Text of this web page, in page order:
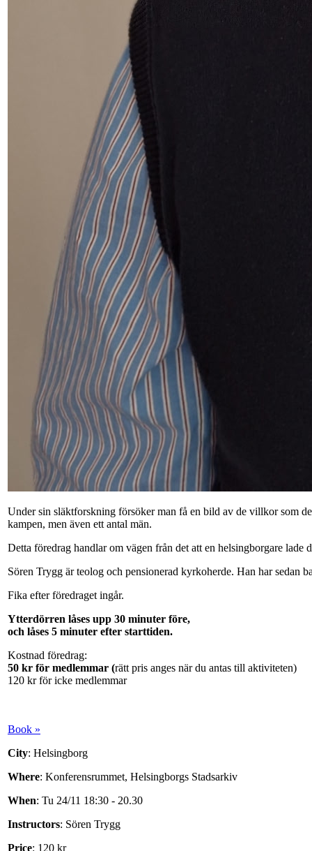
Under sin släktforskning försöker man få en bild av de villkor som
kampen, men även ett antal män.
Detta föredrag handlar om vägen från det att en helsingborgare
Sören Trygg är teolog och pensionerad kyrkoherde. Han har sedan
Fika efter föredraget ingår.
Ytterdörren låses upp 30 minuter före,
och låses 5 minuter efter starttiden.
Kostnad föredrag:
50 kr för medlemmar (rätt pris anges när du antas till aktiviteten)
120 kr för icke medlemmar
Book »
City: Helsingborg
Where: Konferensrummet, Helsingborgs Stadsarkiv
When: Tu 24/11 18:30 - 20.30
Instructors: Sören Trygg
Price: 120 kr